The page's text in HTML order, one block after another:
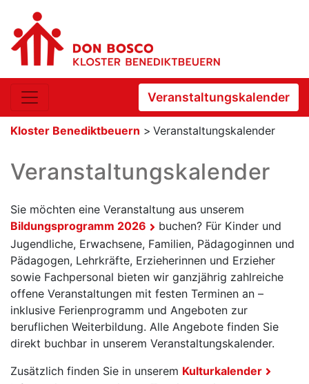
Veranstaltungskalender
Kloster Benediktbeuern > Veranstaltungskalender
Veranstaltungskalender
Sie möchten eine Veranstaltung aus unserem
Bildungsprogramm 2026
buchen? Für Kinder und
Jugendliche, Erwachsene, Familien, Pädagoginnen und
Pädagogen, Lehrkräfte, Erzieherinnen und Erzieher
sowie Fachpersonal bieten wir ganzjährig zahlreiche
offene Veranstaltungen mit festen Terminen an –
inklusive Ferienprogramm und Angeboten zur
beruflichen Weiterbildung. Alle Angebote finden Sie
direkt buchbar in unserem Veranstaltungskalender.
Zusätzlich finden Sie in unserem Kulturkalender